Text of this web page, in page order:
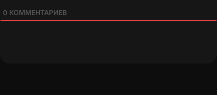
0 КОММЕНТАРИЕВ